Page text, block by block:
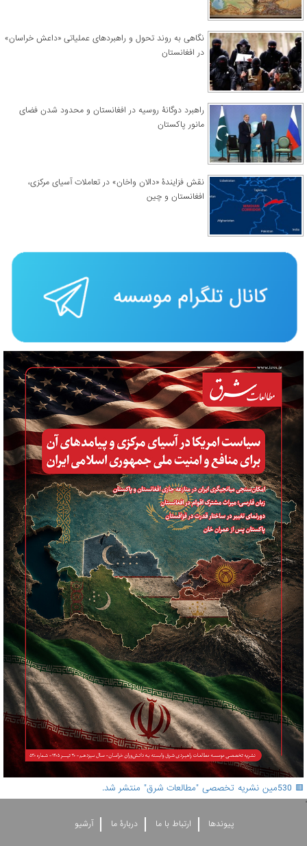
نگاهی به روند تحول و راهبردهای عملیاتی «داعش خراسان»
در افغانستان
راهبرد دوگانۀ روسیه در افغانستان و محدود شدن فضای
مانور پاکستان
نقش فزایندۀ «دالان واخان» در تعاملات آسیای مرکزی،
افغانستان و چین
🟥 530مین نشریه تخصصی "مطالعات شرق" منتشر شد.
'
پيوندها ارتباط با ما دربارۀ ما آرشيو